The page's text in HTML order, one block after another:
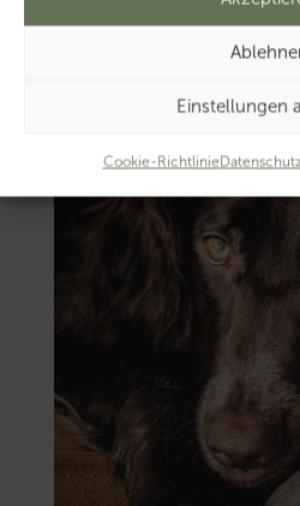
Einstellungen
Cookie-Richtlinie